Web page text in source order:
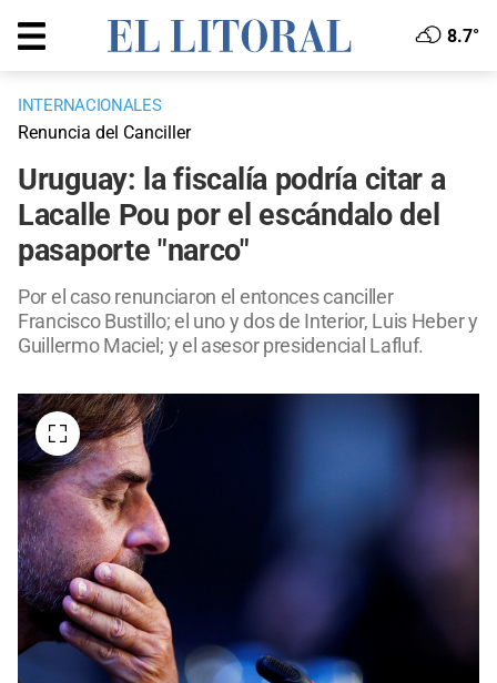
8.7°
INTERNACIONALES
Renuncia del Canciller
Uruguay: la fiscalía podría citar a
Lacalle Pou por el escándalo del
pasaporte "narco"
Por el caso renunciaron el entonces canciller
Francisco Bustillo; el uno y dos de Interior, Luis Heber y
Guillermo Maciel; y el asesor presidencial Lafluf.